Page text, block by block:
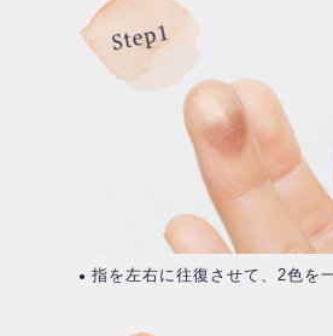
● 指を左右に往復させて、2色を